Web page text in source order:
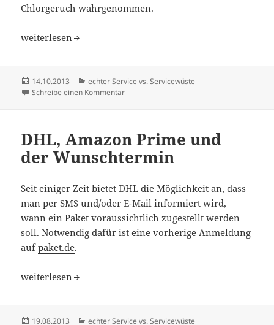
Chlorgeruch wahrgenommen.
Gechlortes Trinkwasser in Duisburg
weiterlesen
Veröffentlicht
am
14.10.2013 Kategorien
echter Service vs. Servicewüste
Schreibe einen Kommentarzu Gechlortes Trinkwasser in Duisburg
DHL, Amazon Prime und
der Wunschtermin
Seit einiger Zeit bietet DHL die Möglichkeit an, dass
man per SMS und/oder E-Mail informiert wird,
wann ein Paket voraussichtlich zugestellt werden
soll. Notwendig dafür ist eine vorherige Anmeldung
aufpaket.de.
DHL, Amazon Prime und der Wunschtermin
weiterlesen
Veröffentlicht
19.08.2013 Kategorien
echter Service vs. Servicewüste